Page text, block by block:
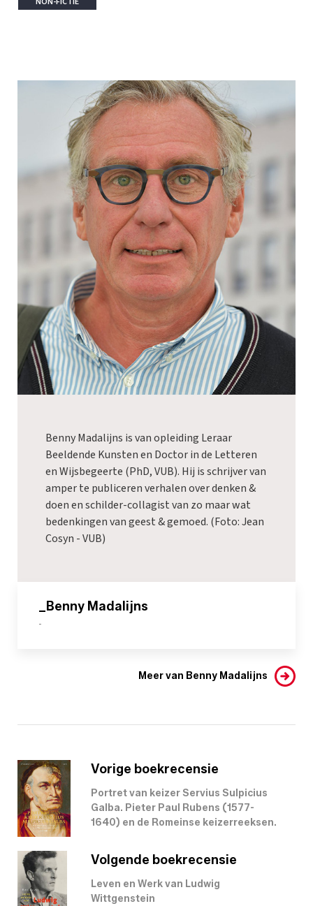
Benny Madalijns is van opleiding Leraar
Beeldende Kunsten en Doctor in de Letteren
en Wijsbegeerte (PhD, VUB). Hij is schrijver van
amper te publiceren verhalen over denken &
doen en schilder-collagist van zo maar wat
bedenkingen van geest & gemoed. (Foto: Jean
Cosyn - VUB)
_Benny Madalijns
-
Meer van Benny Madalijns
Vorige boekrecensie
Portret van keizer Servius Sulpicius
Galba. Pieter Paul Rubens (1577-
1640) en de Romeinse keizerreeksen.
Volgende boekrecensie
Leven en Werk van Ludwig
Wittgenstein